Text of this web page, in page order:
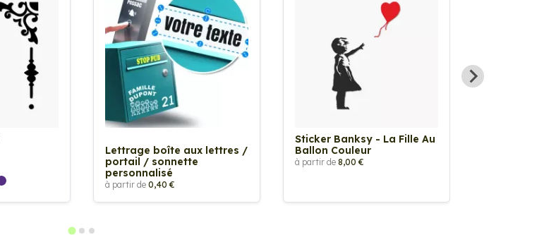
Lettrage boîte aux lettres /
portail / sonnette
personnalisé
à partir de 0,40 €
Sticker Banksy - La Fille Au
Ballon Couleur
à partir de 8,00 €